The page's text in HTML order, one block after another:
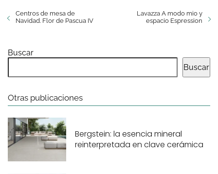
Centros de mesa de
Navidad. Flor de Pascua IV
Lavazza A modo mio y
espacio Espression
Buscar
Buscar
Otras publicaciones
Bergstein: la esencia mineral
reinterpretada en clave cerámica